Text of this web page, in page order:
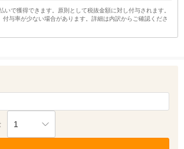
いで獲得できます。原則として税抜金額に対し付与されます。
付与率が少ない場合があります。詳細は内訳からご確認くださ
1